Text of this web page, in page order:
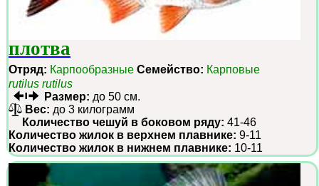
плотва
Отряд: Карпообразные Семейство: Карповые
rutilus rutilus
Размер: до 50 см.
Вес: до 3 килограмм
Количество чешуй в боковом ряду: 41-46
Количество жилок в верхнем плавнике: 9-11
Количество жилок в нижнем плавнике: 10-11